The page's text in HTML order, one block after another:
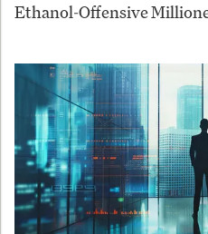
Ethanol-Offensive